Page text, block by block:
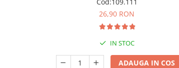
26,90 RON
IN STOC
ADAUGA IN COS